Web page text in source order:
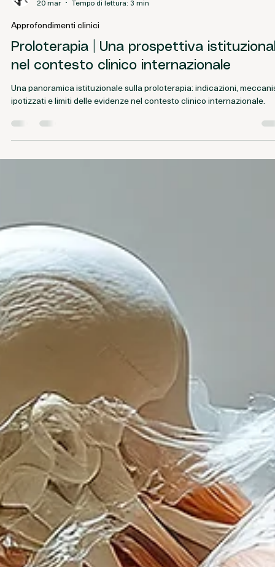
Tempo di lettura: 3 min
Approfondimenti clinici
Proloterapia | Una prospettiva
nel contesto clinico internazionale
Una panoramica istituzionale sulla proloterapia: indicazioni,
ipotizzati e limiti delle evidenze nel contesto clinico internazionale.